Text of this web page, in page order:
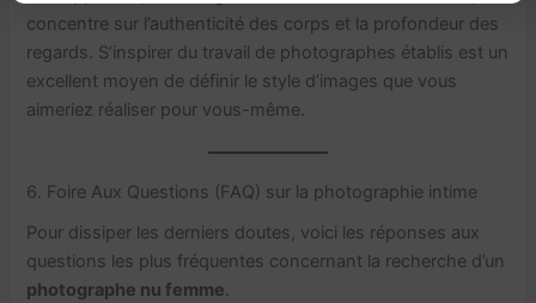
concentre sur l’authenticité des corps et la profondeur des
regards. S’inspirer du travail de photographes établis est un
excellent moyen de définir le style d’images que vous
aimeriez réaliser pour vous-même.
6. Foire Aux Questions (FAQ) sur la photographie intime
Pour dissiper les derniers doutes, voici les réponses aux
questions les plus fréquentes concernant la recherche d’un
photographe nu femme.